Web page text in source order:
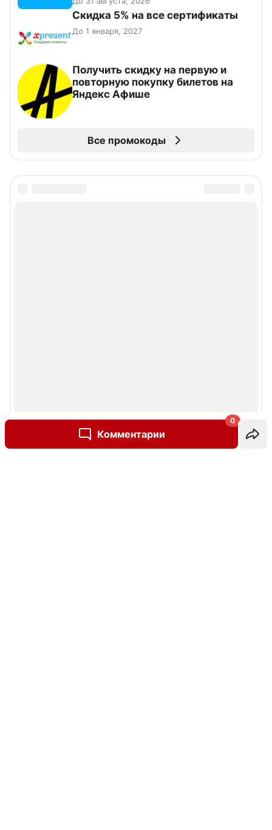
Комментарии
0
Скидка 5% на все сертификаты
До 1 января, 2027
Получить скидку на первую и
повторную покупку билетов на
Яндекс Афише
Все промокоды